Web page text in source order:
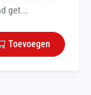
get...
Toevoegen